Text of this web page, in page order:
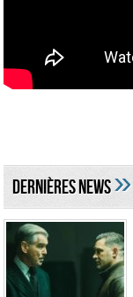
DERNIÈRES NEWS»